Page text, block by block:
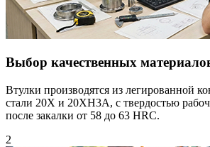
Выбор качественных
Втулки производятся из легированной
стали 20Х и 20XH3A, с твердостью
после закалки от 58 до 63 HRC.
2